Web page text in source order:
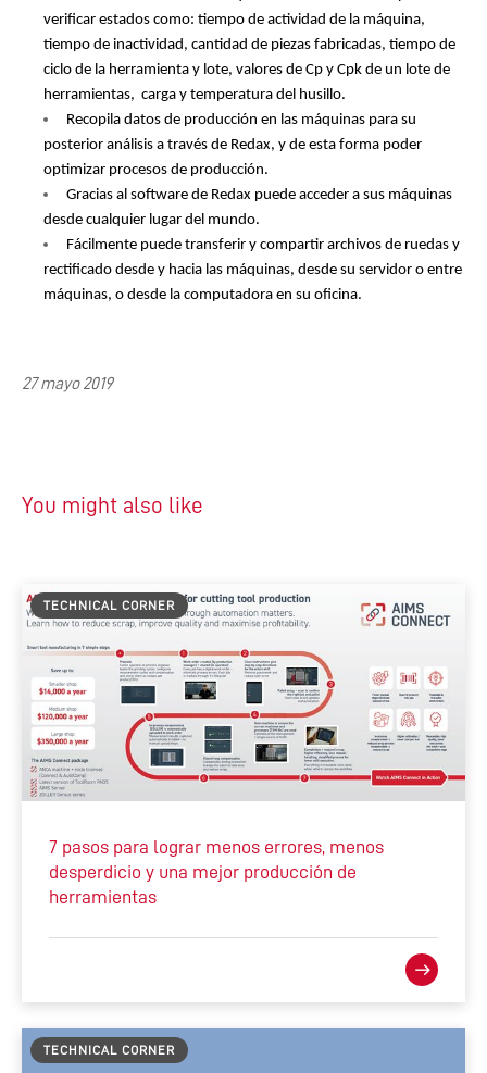
verificar estados como: tiempo de actividad de la máquina,
tiempo de inactividad, cantidad de piezas fabricadas, tiempo de
ciclo de la herramienta y lote, valores de Cp y Cpk de un lote de
herramientas,  carga y temperatura del husillo.
Recopila datos de producción en las máquinas para su
posterior análisis a través de Redax, y de esta forma poder
optimizar procesos de producción.
Gracias al software de Redax puede acceder a sus máquinas
desde cualquier lugar del mundo.
Fácilmente puede transferir y compartir archivos de ruedas y
rectificado desde y hacia las máquinas, desde su servidor o entre
máquinas, o desde la computadora en su oficina.
27 mayo 2019
You might also like
TECHNICAL CORNER
7 pasos para lograr menos errores, menos
desperdicio y una mejor producción de
herramientas
TECHNICAL CORNER